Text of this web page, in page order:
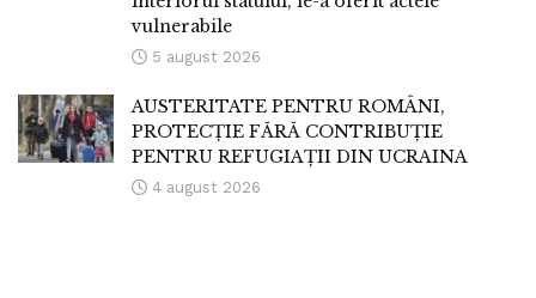
vulnerabile
5 august 2026
AUSTERITATE PENTRU ROMÂNI,
PROTECȚIE FĂRĂ CONTRIBUȚIE
PENTRU REFUGIAȚII DIN UCRAINA
4 august 2026